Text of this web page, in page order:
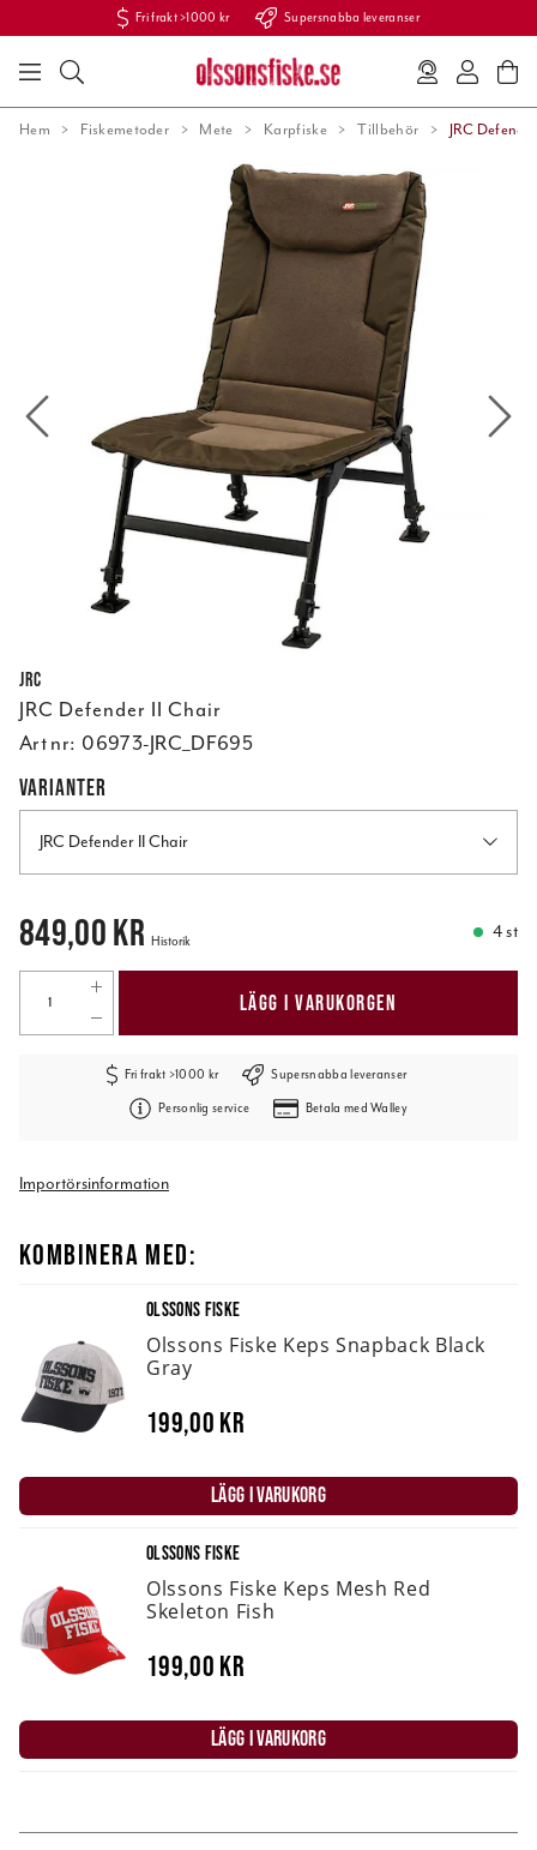
Fri frakt >1000 kr Supersnabba leveranser
Hem Fiskemetoder Mete Karpfiske Tillbehör JRC
JRC
JRC Defender II Chair
Art nr: 06973-JRC_DF695
VARIANTER
JRC Defender II Chair
Pris:849,00 kr
849,00 kr Historik 4 st
LÄGG I VARUKORGEN
Fri frakt >1000 kr Supersnabba leveranser
Personlig service Betala med Walley
Importörsinformation
KOMBINERA MED:
OLSSONS FISKE
Olssons Fiske Keps Snapback Black
Gray
199,00 kr
LÄGG I VARUKORG
OLSSONS FISKE
Olssons Fiske Keps Mesh Red
Skeleton Fish
199,00 kr
LÄGG I VARUKORG